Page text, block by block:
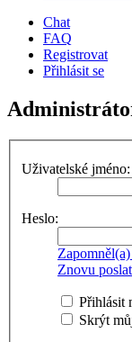
Chat
FAQ
Registrovat
Přihlásit se
Uživatelské jméno:
Heslo:
Znovu
Přihlásit
Skrýt